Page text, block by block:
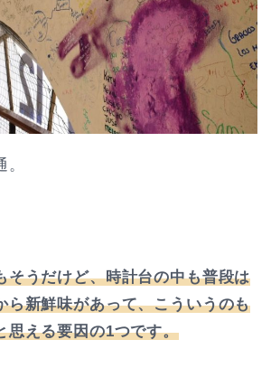
そうだけど、時計台の中も普段は
ら新鮮味があって、こういうのも
思える要因の1つです。